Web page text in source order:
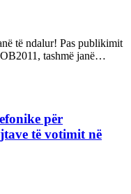
të ndalur! Pas publikimit
tashmë janë…
për
të votimit në